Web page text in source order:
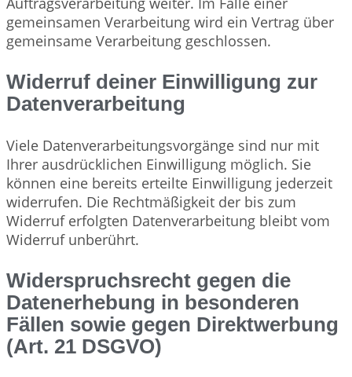
gemeinsamen Verarbeitung wird ein Vertrag über
gemeinsame Verarbeitung geschlossen.
Widerruf deiner Einwilligung zur
Datenverarbeitung
Viele Datenverarbeitungsvorgänge sind nur mit
Ihrer ausdrücklichen Einwilligung möglich. Sie
können eine bereits erteilte Einwilligung jederzeit
widerrufen. Die Rechtmäßigkeit der bis zum
Widerruf erfolgten Datenverarbeitung bleibt vom
Widerruf unberührt.
Widerspruchsrecht gegen die
Datenerhebung in besonderen
Fällen sowie gegen Direktwerbung
(Art. 21 DSGVO)